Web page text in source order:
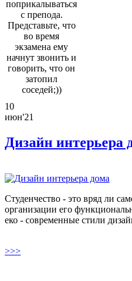
поприкалываться
с препода.
Представьте, что
во время
экзамена ему
начнут звонить и
говорить, что он
затопил
соседей;))
10
июн'21
Дизайн интерьера
Студенчество - это вряд ли
организации его
еко - современные стили
>>>